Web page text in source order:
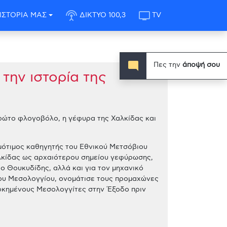
ΜΑΣ settings_input_antenna ΔΙΚΤΥΟ 100,3 tv TV
ιστορία της
φλογοβόλο, η γέφυρα της Χαλκίδας και
καθηγητής του Εθνικού Μετσόβιου
ως αρχαιότερου σημείου γεφύρωσης,
αλλά και για τον μηχανικό
Μεσολογγίου, ονομάτισε τους προμαχώνες
Μεσολογγίτες στην Έξοδο πριν
mode_comment Πες την άποψή σου